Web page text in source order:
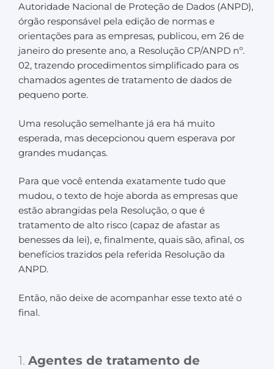
Autoridade Nacional de Proteção de Dados (ANPD),
órgão responsável pela edição de normas e
orientações para as empresas, publicou, em 26 de
janeiro do presente ano, a Resolução CP/ANPD nº.
02, trazendo procedimentos simplificado para os
chamados agentes de tratamento de dados de
pequeno porte.
Uma resolução semelhante já era há muito
esperada, mas decepcionou quem esperava por
grandes mudanças.
Para que você entenda exatamente tudo que
mudou, o texto de hoje aborda as empresas que
estão abrangidas pela Resolução, o que é
tratamento de alto risco (capaz de afastar as
benesses da lei), e, finalmente, quais são, afinal, os
benefícios trazidos pela referida Resolução da
ANPD.
Então, não deixe de acompanhar esse texto até o
final.
1. Agentes de tratamento de